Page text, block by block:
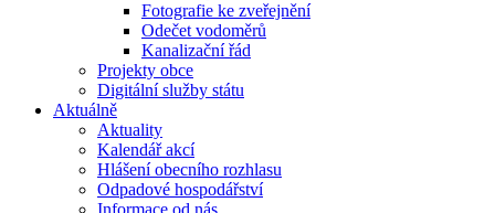
Fotografie ke zveřejnění
Odečet vodoměrů
Kanalizační řád
Projekty obce
Digitální služby státu
Aktuálně
Aktuality
Kalendář akcí
Hlášení obecního rozhlasu
Odpadové hospodářství
Informace od nás